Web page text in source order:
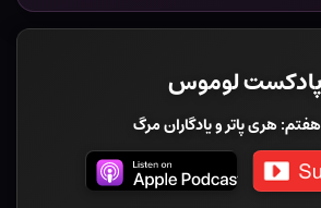
پادکست لوموس
هری پاتر و یادگاران مرگ